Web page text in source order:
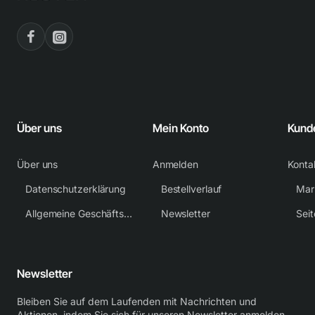
Über uns
Über uns
Datenschutzerklärung
Allgemeine Geschäftsbedingungen
Mein Konto
Anmelden
Bestellverlauf
Newsletter
Newsletter
Bleiben Sie auf dem Laufenden mit Nachrichten und